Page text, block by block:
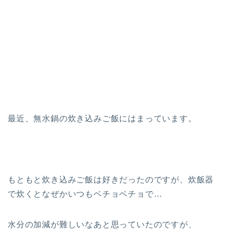
最近、無水鍋の炊き込みご飯にはまっています。
もともと炊き込みご飯は好きだったのですが、炊飯器
で炊くとなぜかいつもベチョベチョで…
水分の加減が難しいなあと思っていたのですが、